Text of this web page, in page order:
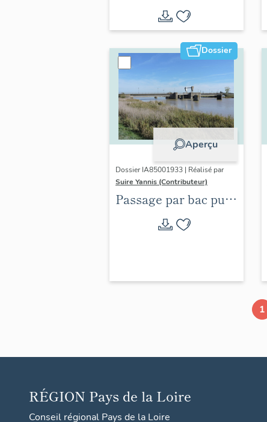
Dossier
Aperçu
Dossier IA85001933 | Réalisé par
Suire Yannis (Contributeur)
Passage par bac puis
pont mobile du
1
RÉGION Pays de la Loire
Conseil régional Pays de la Loire